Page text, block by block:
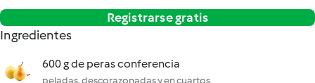
Registrarse gratis
Ingredientes
600 g de peras conferencia
peladas, descorazonadas y en cuartos